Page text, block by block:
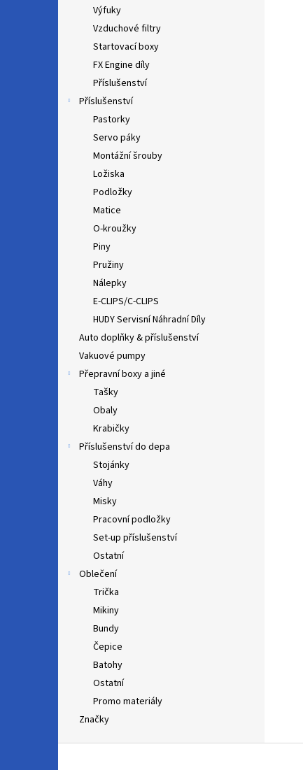
Výfuky
Vzduchové filtry
Startovací boxy
FX Engine díly
Příslušenství
Příslušenství
Pastorky
Servo páky
Montážní šrouby
Ložiska
Podložky
Matice
O-kroužky
Piny
Pružiny
Nálepky
E-CLIPS/C-CLIPS
HUDY Servisní Náhradní Díly
Auto doplňky & příslušenství
Vakuové pumpy
Přepravní boxy a jiné
Tašky
Obaly
Krabičky
Příslušenství do depa
Stojánky
Váhy
Misky
Pracovní podložky
Set-up příslušenství
Ostatní
Oblečení
Trička
Mikiny
Bundy
Čepice
Batohy
Ostatní
Promo materiály
Značky